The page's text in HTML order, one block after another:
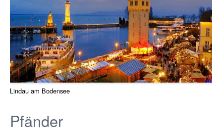
Lindau am Bodensee
Pfänder